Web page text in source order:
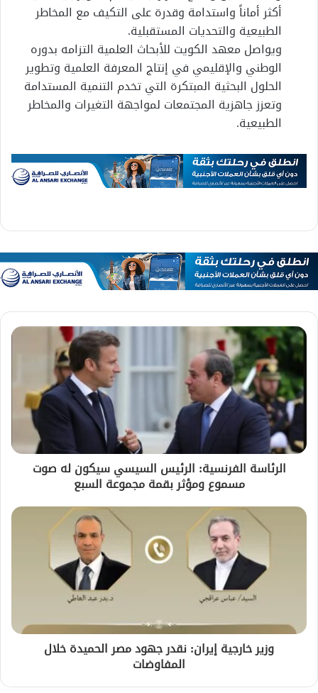
أكثر أماناً واستدامة وقدرة على التكيف مع المخاطر
الطبيعية والتحديات المستقبلية.
ويواصل معهد الكويت للأبحاث العلمية التزامه بدوره
الوطني والإقليمي في إنتاج المعرفة العلمية وتطوير
الحلول البحثية المبتكرة التي تخدم التنمية المستدامة
وتعزز جاهزية المجتمعات لمواجهة التغيرات والمخاطر
الطبيعية.
الرئاسة الفرنسية: الرئيس السيسي سيكون له صوت
مسموع ومؤثر بقمة مجموعة السبع
وزير خارجية إيران: نقدر جهود مصر الحميدة خلال
المفاوضات